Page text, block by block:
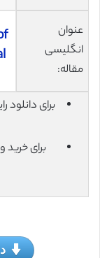
عنوان
انگلیسی
مقاله:
برای خرید